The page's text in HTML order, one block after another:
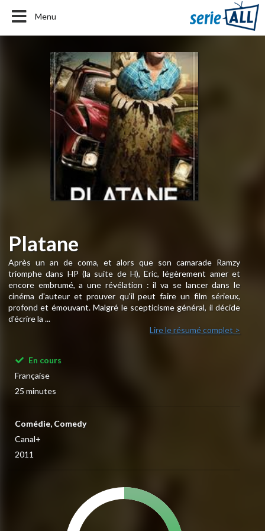
Menu
Platane
Après un an de coma, et alors que son camarade Ramzy
triomphe dans HP (la suite de H), Eric, légèrement amer et
encore embrumé, a une révélation : il va se lancer dans le
cinéma d'auteur et prouver qu'il peut faire un film sérieux,
profond et émouvant. Malgré le scepticisme général, il décide
d'écrire la ...
Lire le résumé complet >
En cours
Française
25 minutes
Comédie, Comedy
Canal+
2011